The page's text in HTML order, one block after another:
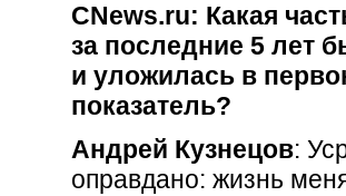
CNews.ru: Какая
за последние 5 лет
и уложилась в
показатель?
Андрей Кузнецов:
оправдано: жизнь